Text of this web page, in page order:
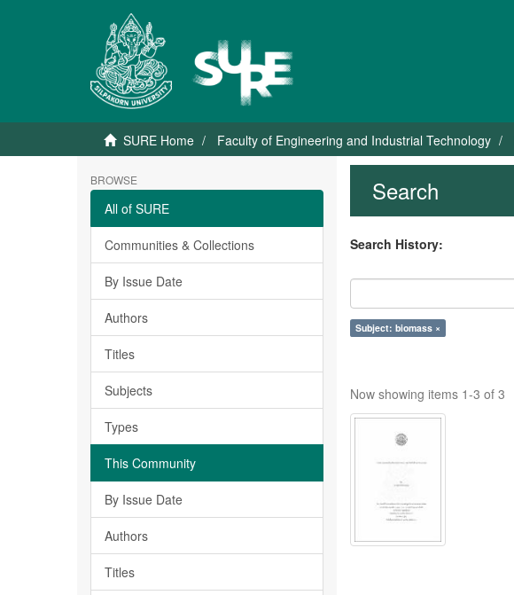
SURE Home Faculty of Engineering and Industrial Technology
BROWSE
All of SURE
Communities & Collections
By Issue Date
Authors
Titles
Subjects
Types
This Community
By Issue Date
Authors
Titles
Search
Search History:
Subject: biomass ×
Now showing items 1-3 of 3